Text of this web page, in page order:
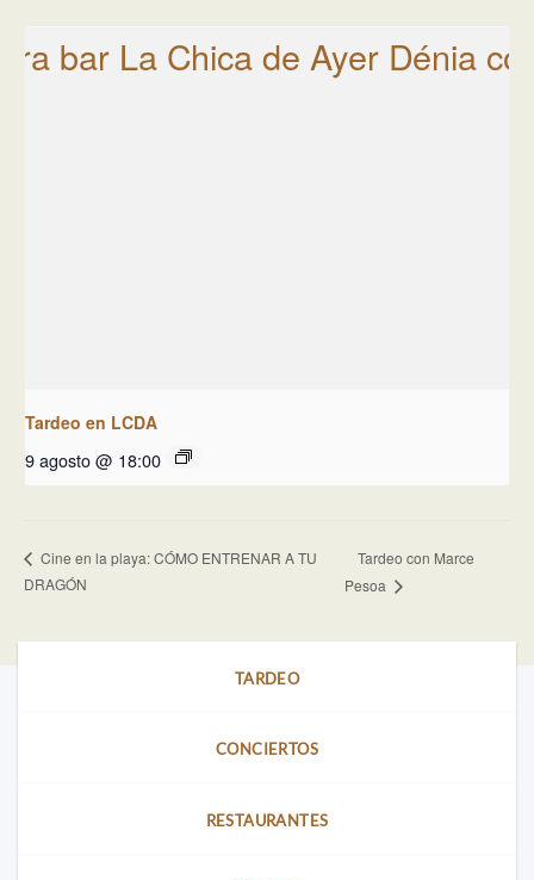
Tardeo en LCDA
9 agosto @ 18:00
Cine en la playa: CÓMO ENTRENAR A TU
DRAGÓN
Tardeo con Marce
Pesoa
TARDEO
CONCIERTOS
RESTAURANTES